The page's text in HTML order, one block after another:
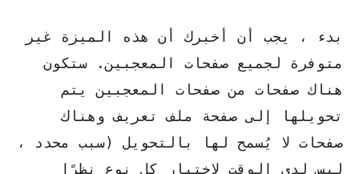
بدء ، يجب أن أخبرك أن هذه الميزة غير
متوفرة لجميع صفحات المعجبين. ستكون
هناك صفحات من صفحات المعجبين يتم
تحويلها إلى صفحة ملف تعريف وهناك
صفحات لا يُسمح لها بالتحويل (سبب محدد ،
ليس لدي الوقت لاختبار كل نوع نظرًا